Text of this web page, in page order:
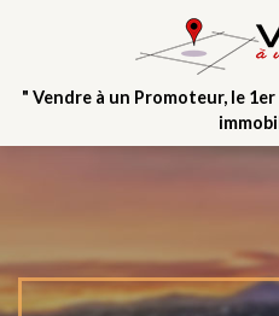
" Vendre à un Promoteur, le